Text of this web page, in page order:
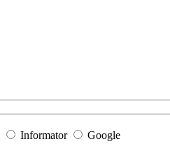
Informator Google